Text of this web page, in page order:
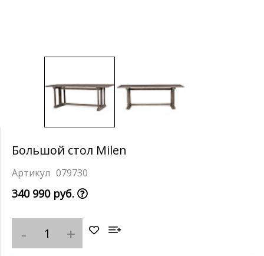
Большой стол Milen
079730
340 990 руб.